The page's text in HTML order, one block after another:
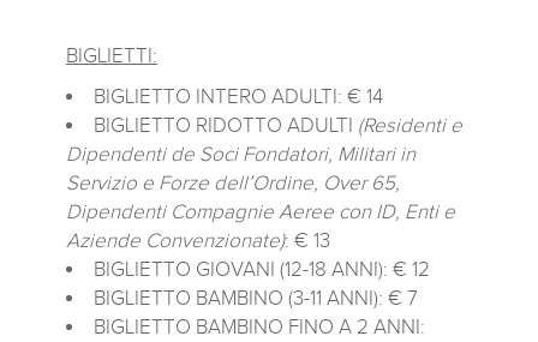
BIGLIETTI:
BIGLIETTO INTERO ADULTI: € 14
BIGLIETTO RIDOTTO ADULTI (Residenti e
Dipendenti de Soci Fondatori, Militari in
Servizio e Forze dell’Ordine, Over 65,
Dipendenti Compagnie Aeree con ID, Enti e
Aziende Convenzionate): € 13
BIGLIETTO GIOVANI (12-18 ANNI): € 12
BIGLIETTO BAMBINO (3-11 ANNI): € 7
BIGLIETTO BAMBINO FINO A 2 ANNI: